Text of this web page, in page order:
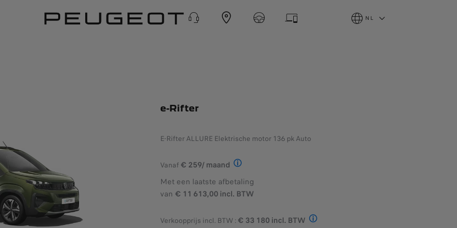
NL
e-Rifter
E-Rifter ALLURE Elektrische motor 136 pk Auto
Vanaf € 259/ maand
Illustratief voorbeeld van het product StretchFin Plus voor een e-
Met een laatste afbetaling
van € 11 613,00 incl. BTW
Verkoopprijs incl. BTW : € 33 180 incl. BTW